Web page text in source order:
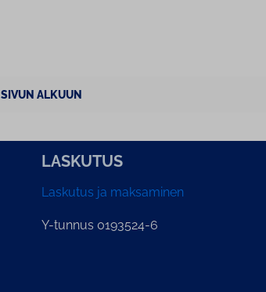
SIVUN ALKUUN
LASKUTUS
Laskutus ja maksaminen
Y-tunnus 0193524-6